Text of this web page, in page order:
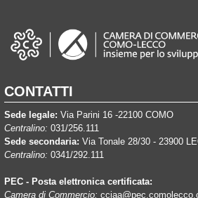
CONTATTI
Sede legale: Via Parini 16 -22100 COMO
Centralino: 031/256.111
Sede secondaria: Via Tonale 28/30 - 23900
Centralino: 0341/292.111
PEC - Posta elettronica certificata:
Camera di Commercio: